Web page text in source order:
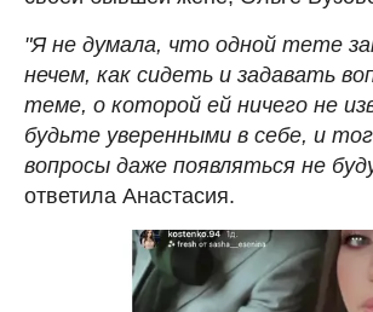
"Я не думала, что одной тете
нечем, как сидеть и задавать
теме, о которой ей ничего не
будьте уверенными в себе, и
вопросы даже появляться не
ответила Анастасия.